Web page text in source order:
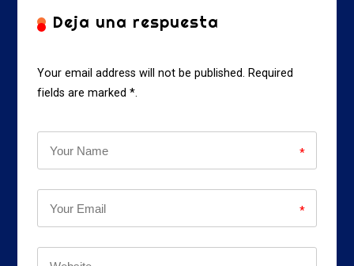
Deja una respuesta
Your email address will not be published. Required
fields are marked *.
*
*